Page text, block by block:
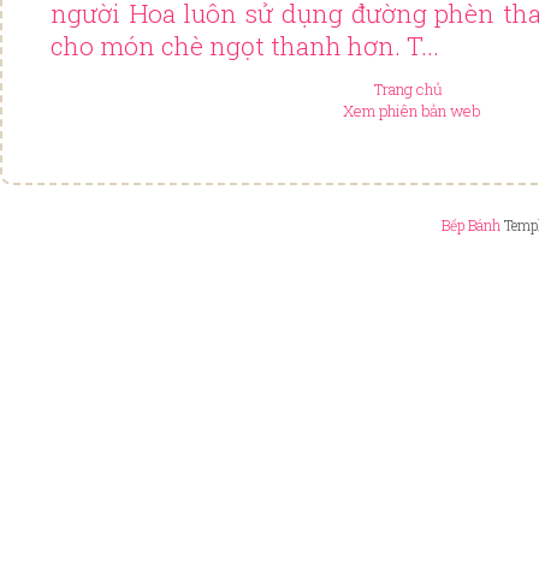
người Hoa luôn sử dụng đường phèn
cho món chè ngọt thanh hơn. T...
Trang chủ
Xem phiên bản web
Bếp Bánh